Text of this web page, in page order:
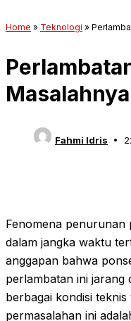
Home » Teknologi »
Masalahnya
Fahmi Idris
Fenomena penurunan
dalam jangka waktu
anggapan bahwa
perlambatan ini jarang
berbagai kondisi
permasalahan ini